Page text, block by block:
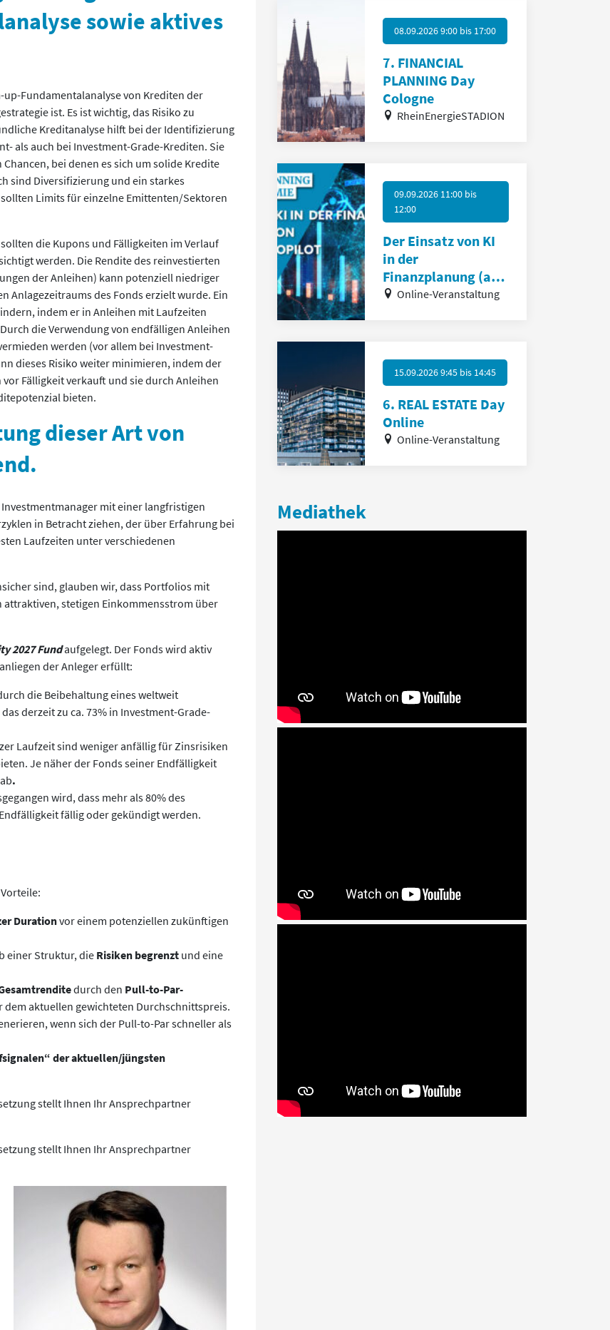
sowie aktives
Fundamentalanalyse von Krediten der
ist. Es ist wichtig, das Risiko zu
Kreditanalyse hilft bei der Identifizierung
als auch bei Investment-Grade-Krediten. Sie
bei denen es sich um solide Kredite
sind Diversifizierung und ein starkes
Limits für einzelne Emittenten/Sektoren
die Kupons und Fälligkeiten im Verlauf
werden. Die Rendite des reinvestierten
der Anleihen) kann potenziell niedriger
Anlagezeitraums des Fonds erzielt wurde. Ein
indem er in Anleihen mit Laufzeiten
die Verwendung von endfälligen Anleihen
werden (vor allem bei Investment-
dieses Risiko weiter minimieren, indem der
Fälligkeit verkauft und sie durch Anleihen
bieten.
dieser Art von
mit einer langfristigen
in Betracht ziehen, der über Erfahrung bei
Laufzeiten unter verschiedenen
sind, glauben wir, dass Portfolios mit
stetigen Einkommensstrom über
2027 Fundaufgelegt. Der Fonds wird aktiv
der Anleger erfüllt:
die Beibehaltung eines weltweit
derzeit zu ca. 73% in Investment-Grade-
Laufzeit sind weniger anfällig für Zinsrisiken
Je näher der Fonds seiner Endfälligkeit
.
wird, dass mehr als 80% des
fällig oder gekündigt werden.
Durationvor einem potenziellen zukünftigen
einer Struktur, die Risiken begrenzt und eine
durch den Pull-to-Par-
dem aktuellen gewichteten Durchschnittspreis.
wenn sich der Pull-to-Par schneller als
der aktuellen/jüngsten
stellt Ihnen Ihr Ansprechpartner
stellt Ihnen Ihr Ansprechpartner
08.09.2026 9:00bis 17:00
7. FINANCIAL
PLANNING Day
Cologne
RheinEnergieSTADION
09.09.2026 11:00bis
12:00
Der Einsatz von KI
in der
Finanzplanung (am
Beispiel von
Online-Veranstaltung
15.09.2026 9:45bis 14:45
6. REAL ESTATE Day
Online
Online-Veranstaltung
Mediathek